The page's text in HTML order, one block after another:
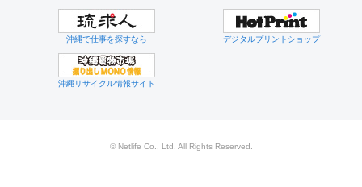
沖縄で仕事を探すなら デジタルプリントショップ
沖縄リサイクル情報サイト
© Netlife Co., Ltd. All Rights Reserved.